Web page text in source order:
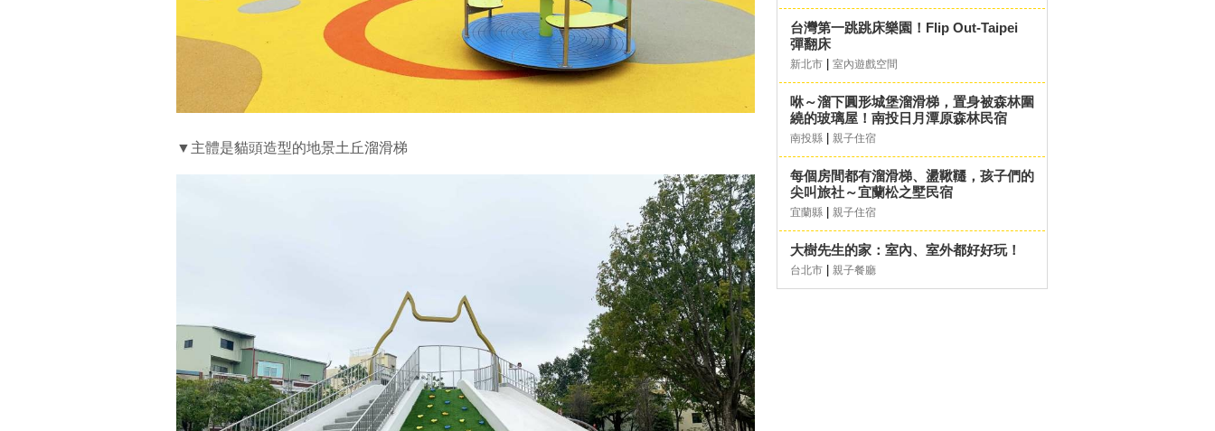
▼主體是貓頭造型的地景土丘溜滑梯
台灣第一跳跳床樂園！Flip Out-Taipei
彈翻床
新北市 室內遊戲空間
咻～溜下圓形城堡溜滑梯，置身被森林圍
繞的玻璃屋！南投日月潭原森林民宿
南投縣 親子住宿
每個房間都有溜滑梯、盪鞦韆，孩子們的
尖叫旅社～宜蘭松之墅民宿
宜蘭縣 親子住宿
大樹先生的家：室內、室外都好好玩！
台北市 親子餐廳